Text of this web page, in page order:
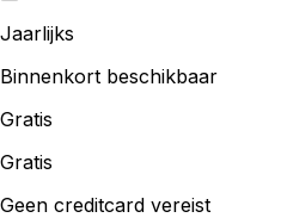
Jaarlijks
Binnenkort beschikbaar
Gratis
Gratis
Geen creditcard vereist